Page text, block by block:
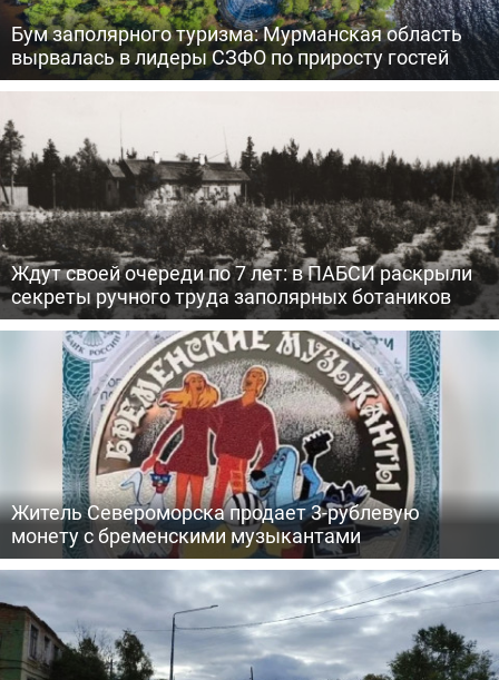
Бум заполярного туризма: Мурманская область
вырвалась в лидеры СЗФО по приросту гостей
Ждут своей очереди по 7 лет: в ПАБСИ раскрыли
секреты ручного труда заполярных ботаников
Житель Североморска продает 3-рублевую
монету с бременскими музыкантами